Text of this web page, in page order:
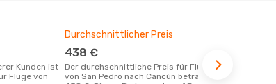
Flüge von
Durchschnittlicher Preis
438 €
Der durchschnittliche Preis für Flüge
von San Pedro nach Cancún beträgt